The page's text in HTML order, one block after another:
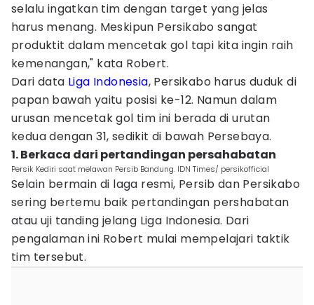
selalu ingatkan tim dengan target yang jelas
harus menang. Meskipun Persikabo sangat
produktit dalam mencetak gol tapi kita ingin raih
kemenangan," kata Robert.
Dari data Liga Indonesia, Persikabo harus duduk di
papan bawah yaitu posisi ke-12. Namun dalam
urusan mencetak gol tim ini berada di urutan
kedua dengan 31, sedikit di bawah Persebaya.
1. Berkaca dari pertandingan persahabatan
Persik Kediri saat melawan Persib Bandung. IDN Times/ persikofficial
Selain bermain di laga resmi, Persib dan Persikabo
sering bertemu baik pertandingan pershabatan
atau uji tanding jelang Liga Indonesia. Dari
pengalaman ini Robert mulai mempelajari taktik
tim tersebut.